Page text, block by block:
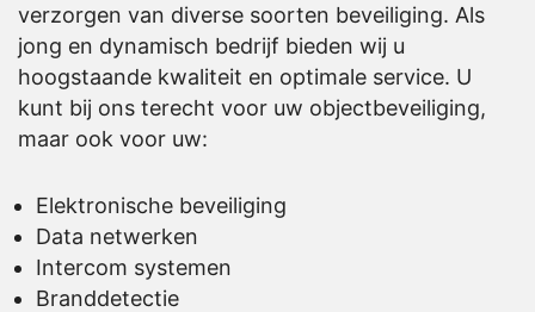
verzorgen van diverse soorten beveiliging. Als
jong en dynamisch bedrijf bieden wij u
hoogstaande kwaliteit en optimale service. U
kunt bij ons terecht voor uw objectbeveiliging,
maar ook voor uw:
Elektronische beveiliging
Data netwerken
Intercom systemen
Branddetectie